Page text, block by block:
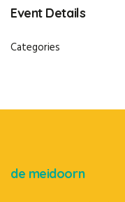
Event Details
Categories
de meidoorn